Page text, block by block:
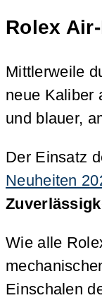
Rolex
Mittlerweile
neue Kaliber
und blauer,
Der Einsatz
Neuheiten
Wie alle
Einschalen